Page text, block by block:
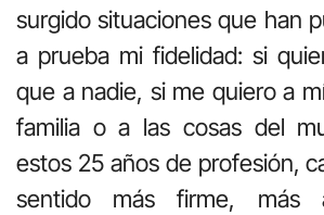
surgido situaciones que han
a prueba mi fidelidad: si
que a nadie, si me quiero a
familia o a las cosas del
estos 25 años de profesión,
sentido más firme, más